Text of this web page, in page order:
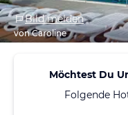
Bild melden
von Caroline
Möchtest Du
Folgende